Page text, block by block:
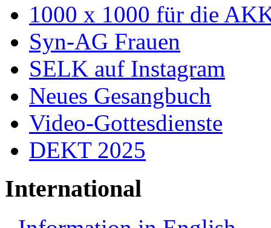
1000 x 1000 für die
Syn-AG Frauen
SELK auf Instagram
Neues Gesangbuch
Video-Gottesdienste
DEKT 2025
International